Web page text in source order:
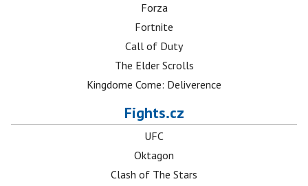
Forza
Fortnite
Call of Duty
The Elder Scrolls
Kingdome Come: Deliverence
Fights.cz
UFC
Oktagon
Clash of The Stars